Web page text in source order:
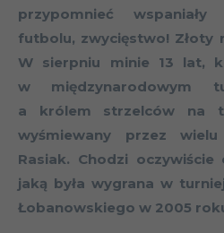
przypomnieć
futbolu, zwycięstwo! Złoty
W sierpniu minie 13 lat,
w międzynarodowym
a królem strzelców na
wyśmiewany przez
Rasiak. Chodzi oczywiście
jaką była wygrana w
Łobanowskiego w 2005